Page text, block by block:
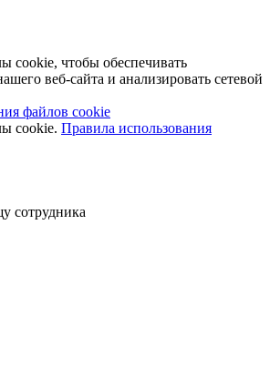
cookie, чтобы обеспечивать
веб-сайта и анализировать сетевой
файлов cookie
cookie. Правила использования
сотрудника